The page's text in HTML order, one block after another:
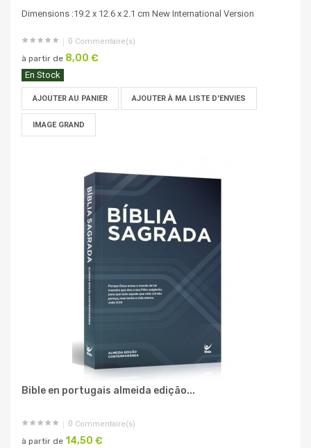
Dimensions :19.2 x 12.6 x 2.1 cm New International Version
0 Commentaire(s)
à partir de 8,00 €
En Stock
AJOUTER AU PANIER AJOUTER À MA LISTE D'ENVIES
IMAGE GRAND
Bible en portugais almeida edição...
0 Commentaire(s)
à partir de 14,50 €